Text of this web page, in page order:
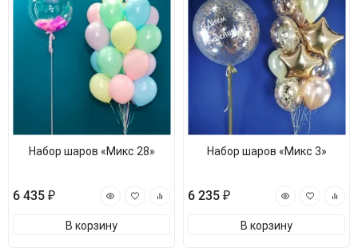
Набор шаров «Микс 28»
6 435 ₽
В корзину
Набор шаров «Микс 3»
6 235 ₽
В корзину